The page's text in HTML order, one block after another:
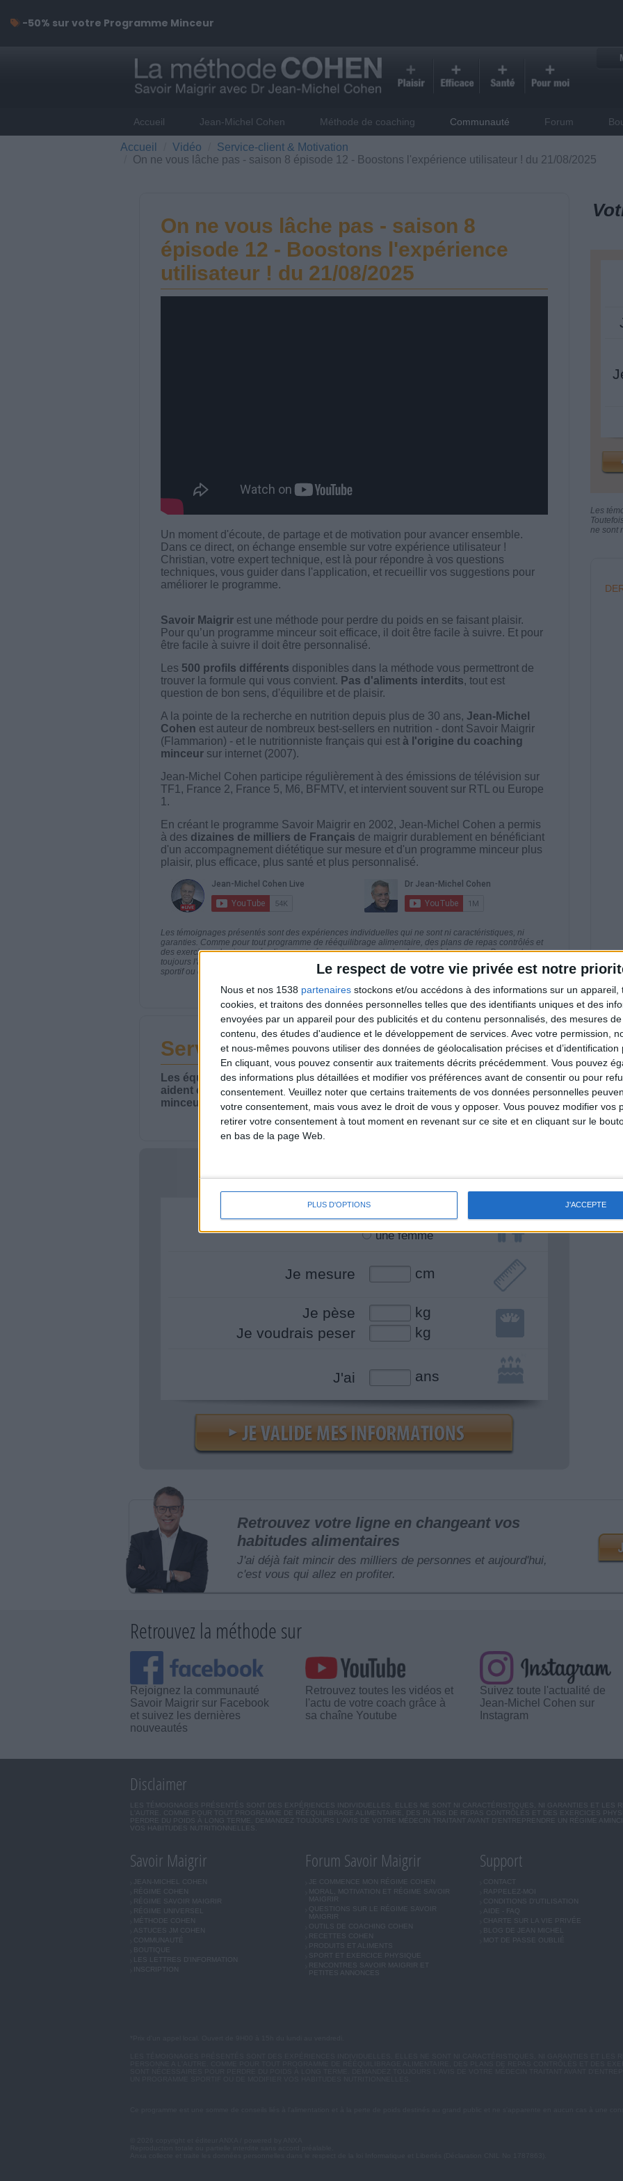
Le respect de votre vie privée est notre
Nous et nos 1538 partenaires stockons et/ou accédons à des informations sur un appareil,
cookies, et traitons des données personnelles telles que des identifiants uniques et des
envoyées par un appareil pour des publicités et du contenu personnalisés, des mesures
contenu, des études d'audience et le développement de services. Avec votre permission,
et nous-mêmes pouvons utiliser des données de géolocalisation précises et d’identification
En cliquant, vous pouvez consentir aux traitements décrits précédemment. Vous pouvez
des informations plus détaillées et modifier vos préférences avant de consentir ou pour
consentement. Veuillez noter que certains traitements de vos données personnelles
votre consentement, mais vous avez le droit de vous y opposer. Vous pouvez modifier vos
retirer votre consentement à tout moment en revenant sur ce site et en cliquant sur le
en bas de la page Web.
PLUS D'OPTIONS J'ACCEPTE
Accueil Jean-Michel Cohen Méthode de coaching Communauté Forum
Accueil Vidéo
Service-client & Motivation
On ne vous lâche pas - saison 8 épisode 12 - Boostons l'expérience utilisateur ! du 21/08/2025
On ne vous lâche pas - saison 8
épisode 12 - Boostons l'expérience
utilisateur ! du 21/08/2025
Un moment d'écoute, de partage et de motivation pour avancer ensemble.
Dans ce direct, on échange ensemble sur votre expérience utilisateur !
Christian, votre expert technique, est là pour répondre à vos questions
techniques, vous guider dans l'application, et recueillir vos suggestions pour
améliorer le programme.
Savoir Maigrirest une méthode pour perdre du poids en se faisant plaisir.
Pour qu’un programme minceur soit efficace, il doit être facile à suivre. Et pour
être facile à suivre il doit être personnalisé.
Les 500 profils différents disponibles dans la méthode vous permettront de
trouver la formule qui vous convient. Pas d'aliments interdits, tout est
question de bon sens, d'équilibre et de plaisir.
A la pointe de la recherche en nutrition depuis plus de 30 ans, Jean-Michel
Cohen est auteur de nombreux best-sellers en nutrition - dont Savoir Maigrir
(Flammarion) - et le nutritionniste français qui est à l'origine du coaching
minceursur internet (2007).
Jean-Michel Cohen participe régulièrement à des émissions de télévision sur
TF1, France 2, France 5, M6, BFMTV, et intervient souvent sur RTL ou Europe
1.
En créant le programme Savoir Maigrir en 2002, Jean-Michel Cohen a permis
à des dizaines de milliers de Français de maigrir durablement en bénéficiant
d'un accompagnement diététique sur mesure et d'un programme minceur plus
plaisir, plus efficace, plus santé et plus personnalisé.
Les témoignages présentés sont des expériences individuelles qui ne sont ni caractéristiques, ni
garanties. Comme pour tout programme de rééquilibrage alimentaire, des plans de repas contrôlés et
des exercices physiques réguliers sont nécessaires pour perdre du poids à long terme. Demandez
toujours l'avis de votre médecin traitant avant d'entreprendre un régime amincissant, un programme
sportif ou de modifier vos habitudes nutritionnelles.
Service-client & Motivation Voir tout
Les équipes du Service-client et de la Communauté Savoir Maigrir vous
aident chaque semaine à vous rapprocher sereinement de votre objectif
minceur.
Votre bilan minceur(env. 2 min)
Je suis
un homme
une femme
Je mesure cm
Je pèse
kg
Je voudrais peser
kg
J'ai ans
Les
ne sont
Retrouvez votre ligne en changeant vos
habitudes alimentaires
J'ai déjà fait mincir des milliers de personnes et aujourd'hui,
c'est vous qui allez en profiter.
Retrouvez la méthode sur
Rejoignez la communauté
Savoir Maigrir sur Facebook
et suivez les dernières
nouveautés
Retrouvez toutes les vidéos et
l'actu de votre coach grâce à
sa chaîne Youtube
Suivez toute l'actualité de
Jean-Michel Cohen sur
Instagram
Disclaimer
LES TÉMOIGNAGES PRÉSENTÉS SONT DES EXPÉRIENCES INDIVIDUELLES. ELLES NE SONT NI CARACTÉRISTIQUES, NI GARANTIES ET LES
L'AUTRE. COMME POUR TOUT PROGRAMME DE RÉÉQUILIBRAGE ALIMENTAIRE, DES PLANS DE REPAS CONTRÔLÉS ET DES EXERCICES
PERDRE DU POIDS À LONG TERME. DEMANDEZ TOUJOURS L'AVIS DE VOTRE MÉDECIN TRAITANT AVANT D'ENTREPRENDRE UN RÉGIME
VOS HABITUDES NUTRITIONNELLES.
Savoir Maigrir
JEAN-MICHEL COHEN
RÉGIME COHEN
RÉGIME SAVOIR MAIGRIR
RÉGIME UNIVERSEL
MÉTHODE COHEN
ASTUCES JM COHEN
COMMUNAUTÉ
BOUTIQUE
LES LETTRES D'INFORMATION
INSCRIPTION
Forum Savoir Maigrir
JE COMMENCE MON RÉGIME COHEN
MORAL, MOTIVATION ET RÉGIME SAVOIR
MAIGRIR
QUESTIONS SUR LE RÉGIME SAVOIR
MAIGRIR
OUTILS DE COACHING COHEN
RECETTES COHEN
PRODUITS ET ALIMENTS
SPORT ET EXERCICE PHYSIQUE
RENCONTRES SAVOIR MAIGRIR ET
PETITES ANNONCES
Support
CONTACT
RAPPELEZ-MOI
CONDITIONS D'UTILISATION
AIDE - FAQ
CHARTE SUR LA VIE PRIVÉE
BLOG DE JEAN MICHEL
MOT DE PASSE OUBLIÉ
-50% sur votre Programme Minceur